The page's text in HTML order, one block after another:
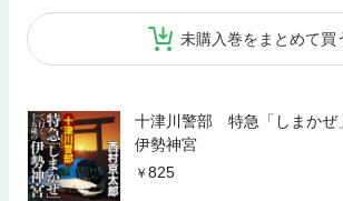
未購入巻をまとめて買
十津川警部 特急「しまかぜ
伊勢神宮
825